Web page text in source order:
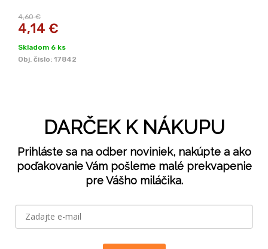
4,60 €
4,14 €
Skladom 6 ks
Obj. čislo: 17842
DARČEK K NÁKUPU
Prihláste sa na odber noviniek, nakúpte a ako
poďakovanie Vám pošleme malé prekvapenie
pre Vášho miláčika.